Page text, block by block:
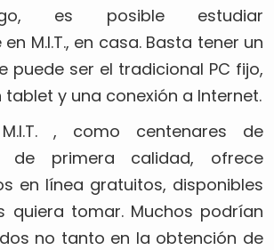
es posible estudiar
M.I.T., en casa. Basta tener un
puede ser el tradicional PC fijo,
y una conexión a Internet.
, como centenares de
de primera calidad, ofrece
en línea gratuitos, disponibles
quiera tomar. Muchos podrían
no tanto en la obtención de